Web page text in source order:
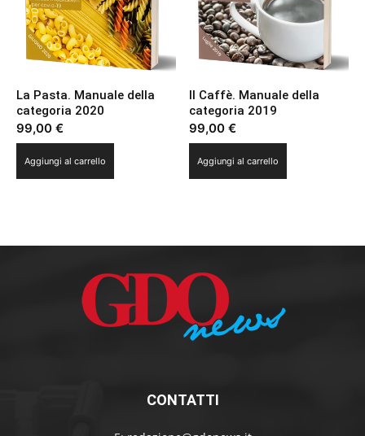
La Pasta. Manuale della
categoria 2020
99,00 €
Aggiungi al carrello
Il Caffè. Manuale della
categoria 2019
99,00€
Aggiungi al carrello
CONTATTI